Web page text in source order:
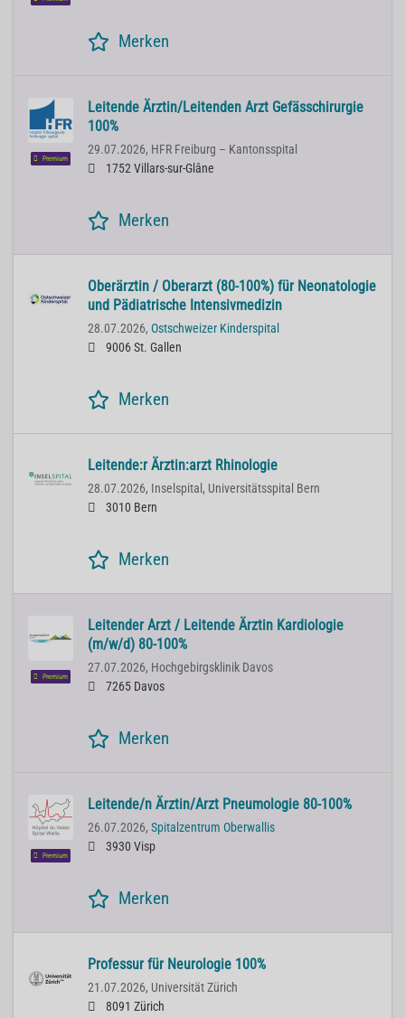
Merken
Premium
Leitende Ärztin/Leitenden Arzt Gefässchirurgie
100%
29.07.2026, HFR Freiburg – Kantonsspital
1752 Villars-sur-Glâne
Merken
Oberärztin / Oberarzt (80-100%) für Neonatologie
und Pädiatrische Intensivmedizin
28.07.2026, Ostschweizer Kinderspital
9006 St. Gallen
Merken
Leitende:r Ärztin:arzt Rhinologie
28.07.2026, Inselspital, Universitätsspital Bern
3010 Bern
Merken
Premium
Leitender Arzt / Leitende Ärztin Kardiologie
(m/w/d) 80-100%
27.07.2026, Hochgebirgsklinik Davos
7265 Davos
Merken
Premium
Leitende/n Ärztin/Arzt Pneumologie 80-100%
26.07.2026, Spitalzentrum Oberwallis
3930 Visp
Merken
Professur für Neurologie 100%
21.07.2026, Universität Zürich
8091 Zürich